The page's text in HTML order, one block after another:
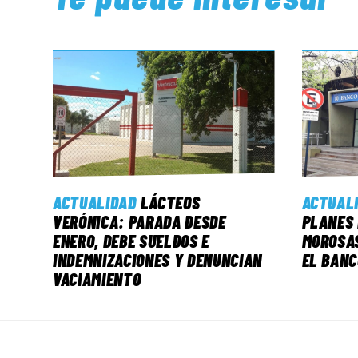
ACTUALIDAD LÁCTEOS
VERÓNICA: PARADA DESDE
ENERO, DEBE SUELDOS E
INDEMNIZACIONES Y DENUNCIAN
VACIAMIENTO
PLANES
EL